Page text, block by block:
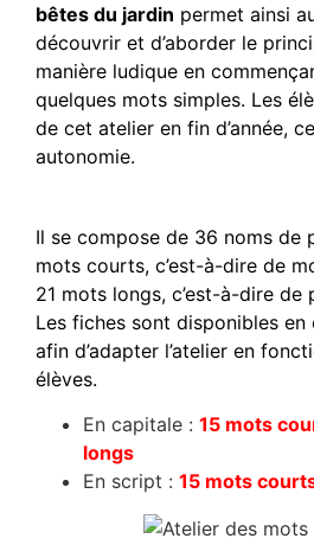
bêtes du jardin permet ainsi
découvrir et d’aborder le
manière ludique en
quelques mots simples. Les
de cet atelier en fin d’année,
autonomie.
Il se compose de 36 noms de
mots courts, c’est-à-dire de
21 mots longs, c’est-à-dire de
Les fiches sont disponibles
afin d’adapter l’atelier en
élèves.
En capitale : 15 mots
longs
En script : 15 mots